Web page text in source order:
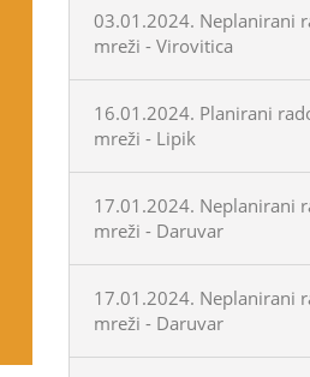
03.01.2024. Neplanirani
mreži - Virovitica
16.01.2024. Planirani
mreži - Lipik
17.01.2024. Neplanirani
mreži - Daruvar
17.01.2024. Neplanirani
mreži - Daruvar